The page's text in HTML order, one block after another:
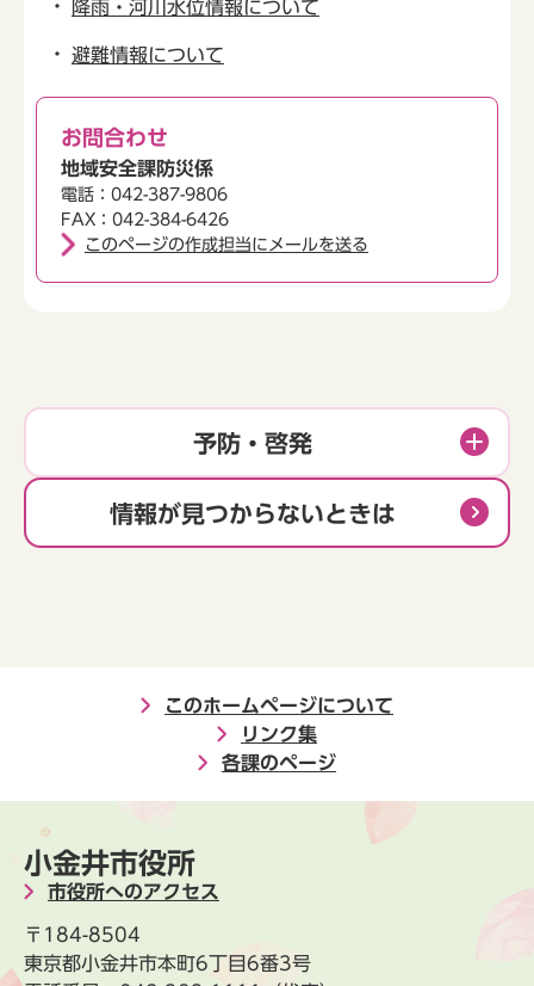
降雨・河川水位情報について
避難情報について
お問合わせ
地域安全課防災係
電話：042-387-9806
FAX：042-384-6426
このページの作成担当にメールを送る
予防・啓発
情報が見つからないときは
このホームページについて
リンク集
各課のページ
小金井市役所
市役所へのアクセス
〒184-8504
東京都小金井市本町6丁目6番3号